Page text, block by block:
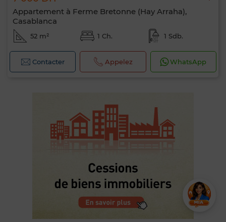
Appartement à Ferme Bretonne (Hay Arraha),
Casablanca
52 m² 1 Ch. 1 Sdb.
Contacter Appelez WhatsApp